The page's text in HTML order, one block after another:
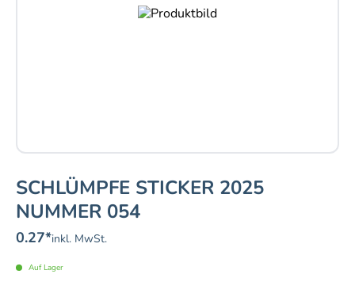
SCHLÜMPFE STICKER 2025
NUMMER 054
0.27*inkl. MwSt.
Auf Lager